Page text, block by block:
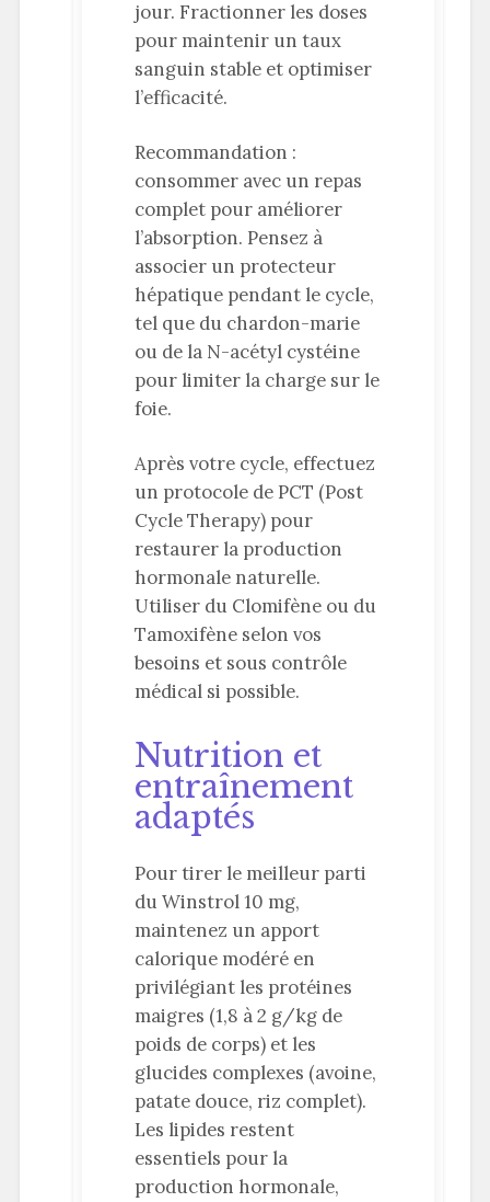
jour. Fractionner les doses
pour maintenir un taux
sanguin stable et optimiser
l’efficacité.
Recommandation :
consommer avec un repas
complet pour améliorer
l’absorption. Pensez à
associer un protecteur
hépatique pendant le cycle,
tel que du chardon-marie
ou de la N-acétyl cystéine
pour limiter la charge sur le
foie.
Après votre cycle, effectuez
un protocole de PCT (Post
Cycle Therapy) pour
restaurer la production
hormonale naturelle.
Utiliser du Clomifène ou du
Tamoxifène selon vos
besoins et sous contrôle
médical si possible.
Nutrition et
entraînement
adaptés
Pour tirer le meilleur parti
du Winstrol 10 mg,
maintenez un apport
calorique modéré en
privilégiant les protéines
maigres (1,8 à 2 g/kg de
poids de corps) et les
glucides complexes (avoine,
patate douce, riz complet).
Les lipides restent
essentiels pour la
production hormonale,